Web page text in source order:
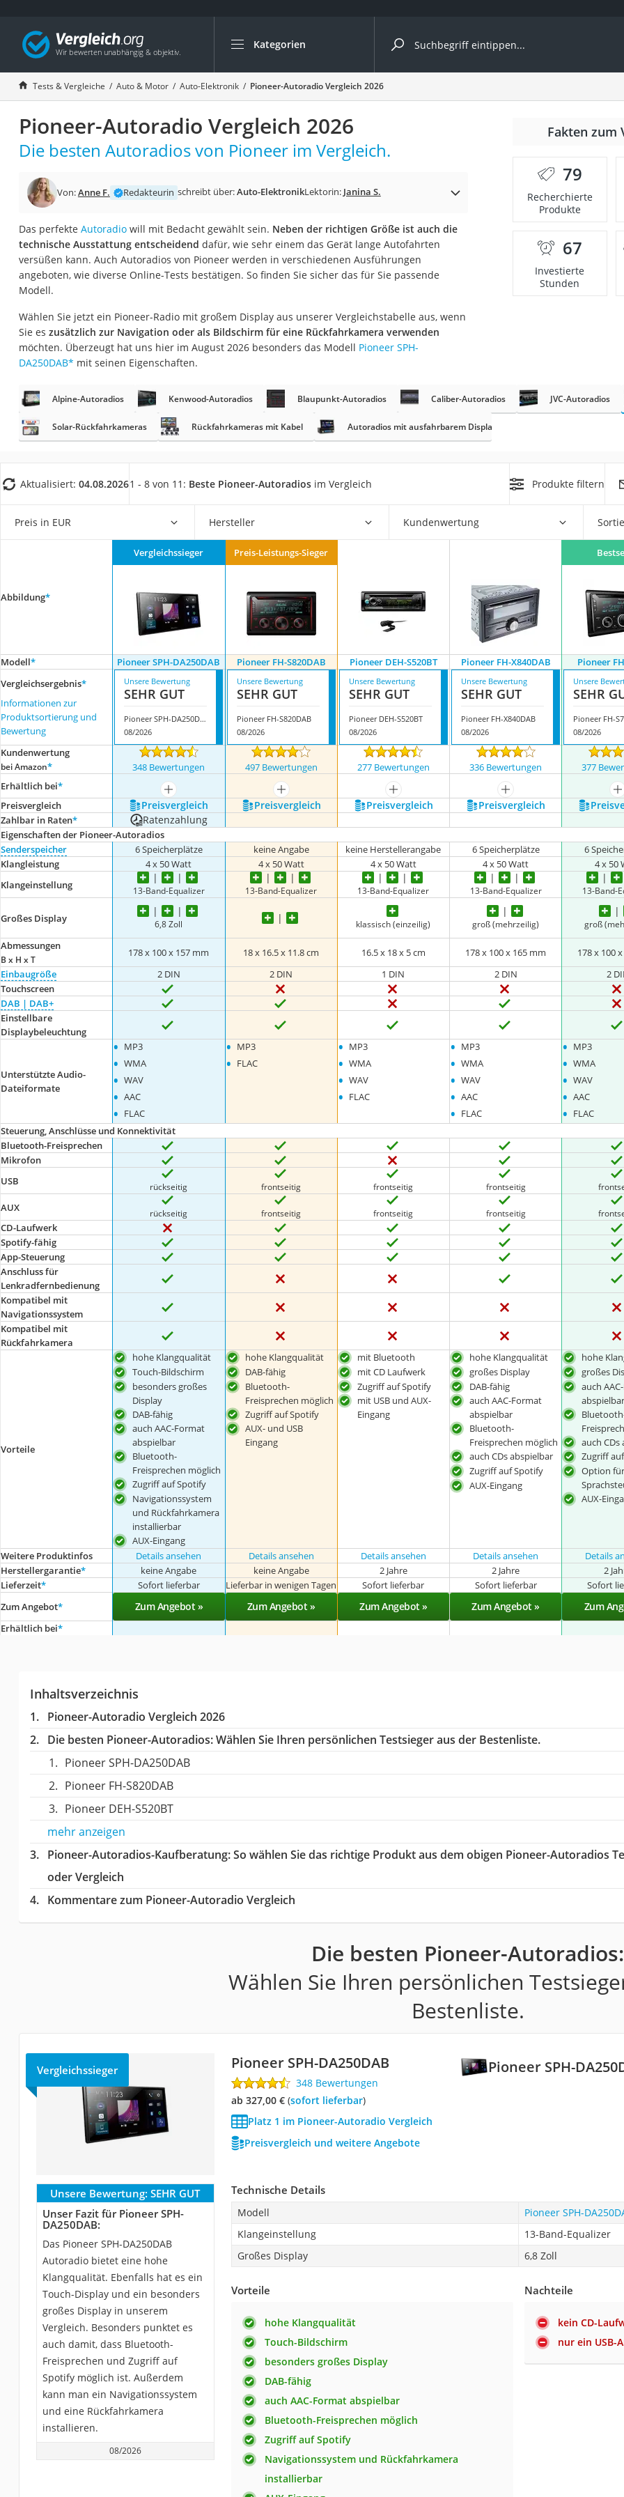
Kategorien
Die beliebtesten Vergleiche nach Kategorie
Auto & Motor
Fahrradträger-Anhängerkupplung (4 Fahrräder)
Fahrradträger
Fahrradträger (Anhängerkupplung)
Fahrradträger 3 Fahrräder
Benzinkanister (20 l)
Fahrradträger E-Bike
Benzinkanister
Marderschreck
AGM-Batterie Wohnmobil
Thule-Fahrradträger
Sommerreifen 205/55 R16
Autobatterie-Ladegerät
Starthilfe mit Kompressor
Felgenbaum
Wagenheber
Service
Tests & Vergleiche Auto & Motor Auto-Elektronik Pioneer-Autoradio Vergleich 2026
Pioneer-Autoradio Vergleich 2026
Die besten Autoradios von Pioneer im Vergleich.
Von:Anne F. Redakteurin schreibt über:Auto-ElektronikLektorin: Janina S.
Das perfekte Autoradiowill mit Bedacht gewählt sein. Neben der richtigen Größe ist auch die
technische Ausstattung entscheidend dafür, wie sehr einem das Gerät lange Autofahrten
versüßen kann. Auch Autoradios von Pioneer werden in verschiedenen Ausführungen
angeboten, wie diverse Online-Tests bestätigen. So finden Sie sicher das für Sie passende
Modell.
Wählen Sie jetzt ein Pioneer-Radio mit großem Display aus unserer Vergleichstabelle aus, wenn
Sie es zusätzlich zur Navigation oder als Bildschirm für eine Rückfahrkamera verwenden
möchten. Überzeugt hat uns hier im August 2026 besonders das Modell Pioneer SPH-
DA250DAB* mit seinen Eigenschaften.
Fakten zum
79
Recherchierte
Produkte
67
Investierte
Stunden
Alpine-Autoradios Kenwood-Autoradios Blaupunkt-Autoradios Caliber-Autoradios JVC-Autoradios
Solar-Rückfahrkameras Rückfahrkameras mit Kabel Autoradios mit ausfahrbarem Display
Aktualisiert: 04.08.20261 - 8 von 11: Beste Pioneer-Autoradios im Vergleich Produkte filtern
Preis in EUR Hersteller Kundenwertung
Abbildung*
Vergleichssieger Preis-Leistungs-Sieger
Modell* Pioneer SPH-DA250DAB Pioneer FH-S820DAB Pioneer DEH-S520BT Pioneer FH-X840DAB Pioneer
Vergleichsergebnis*
Informationen zur
Produktsortierung und
Bewertung
Unsere Bewertung
SEHR GUT
Pioneer SPH-DA250DAB
08/2026
Unsere Bewertung
SEHR GUT
Pioneer FH-S820DAB
08/2026
Unsere Bewertung
SEHR GUT
Pioneer DEH-S520BT
08/2026
Unsere Bewertung
SEHR GUT
Pioneer FH-X840DAB
08/2026
Unsere
SEHR
Pioneer FH-
08/2026
Kundenwertung
bei Amazon* 348 Bewertungen 497 Bewertungen 277 Bewertungen 336 Bewertungen 377
Erhältlich bei*
mehr anzeigen mehr anzeigen mehr anzeigen mehr anzeigen
Preis­vergleich
Preis­vergleich Preis­vergleich Preis­vergleich Preis­vergleich
Zahlbar in Raten* Ratenzahlung
Eigenschaften der Pioneer-Autoradios
Senderspeicher
6 Speicherplätze keine Angabe keine Herstellerangabe 6 Speicherplätze 6
Klangleistung
4 x 50 Watt 4 x 50 Watt 4 x 50 Watt 4 x 50 Watt 4 x 50
Klangeinstellung
13-Band-Equalizer 13-Band-Equalizer 13-Band-Equalizer 13-Band-Equalizer 13-Band-
Großes Display 6,8 Zoll klassisch (einzeilig) groß (mehrzeilig) groß
Abmessungen
B x H x T
178 x 100 x 157 mm 18 x 16.5 x 11.8 cm 16.5 x 18 x 5 cm 178 x 100 x 165 mm 178 x 100
Einbaugröße
2 DIN 2 DIN 1 DIN 2 DIN 2
Touchscreen
DAB | DAB+
Einstellbare
Displaybeleuchtung
Unterstützte Audio-
Dateiformate
• MP3
• WMA
• WAV
• AAC
• FLAC
• MP3
• FLAC
• MP3
• WMA
• WAV
• FLAC
• MP3
• WMA
• WAV
• AAC
• FLAC
• MP3
• WMA
• WAV
• AAC
• FLAC
Steuerung, Anschlüsse und Konnektivität
Bluetooth-Freisprechen
Mikrofon
USB
rückseitig frontseitig frontseitig frontseitig
AUX rückseitig frontseitig frontseitig frontseitig
CD-Laufwerk
Spotify-fähig
App-Steuerung
Anschluss für
Lenkradfernbedienung
Kompatibel mit
Navigationssystem
Kompatibel mit
Rückfahrkamera
Vorteile
hohe Klangqualität
Touch-Bildschirm
besonders großes
Display
DAB-fähig
auch AAC-Format
abspielbar
Bluetooth-
Freisprechen möglich
Zugriff auf Spotify
Navigationssystem
und Rückfahrkamera
installierbar
AUX-Eingang
hohe Klangqualität
DAB-fähig
Bluetooth-
Freisprechen möglich
Zugriff auf Spotify
AUX- und USB
Eingang
mit Bluetooth
mit CD Laufwerk
Zugriff auf Spotify
mit USB und AUX-
Eingang
hohe Klangqualität
großes Display
DAB-fähig
auch AAC-Format
abspielbar
Bluetooth-
Freisprechen möglich
auch CDs abspielbar
Zugriff auf Spotify
AUX-Eingang
hohe
großes
auch
abspielbar
auch CDs
Zugriff
Option für
AUX-
Weitere Produktinfos
Details ansehen Details ansehen Details ansehen Details ansehen Details
Herstellergarantie* keine Angabe keine Angabe 2 Jahre 2 Jahre 2
Lieferzeit* Sofort lieferbar Lieferbar in wenigen Tagen Sofort lieferbar Sofort lieferbar Sofort
Zum Angebot* Zum Angebot » Zum Angebot » Zum Angebot » Zum Angebot » Zum
Erhältlich bei*
Inhaltsverzeichnis
Pioneer-Autoradio Vergleich 2026
Die besten Pioneer-Autoradios:Wählen Sie Ihren persönlichen Testsieger aus der Bestenliste.
Pioneer SPH-DA250DAB
Pioneer FH-S820DAB
Pioneer DEH-S520BT
mehr anzeigen
Pioneer-Autoradios-Kaufberatung: So wählen Sie das richtige Produkt aus dem obigen Pioneer-Autoradios
oder Vergleich
Kommentare zum Pioneer-Autoradio Vergleich
Die besten Pioneer-Autoradios:
Wählen Sie Ihren persönlichen
Bestenliste.
Pioneer SPH-
Vergleichssieger Pioneer SPH-DA250DAB
348 Bewertungen
ab 327,00 €( Sofort lieferbar)
Platz 1 im Pioneer-Autoradio Vergleich
Preisvergleich und weitere Angebote
Unsere Bewertung: SEHR GUT
Unser Fazit für Pioneer SPH-
DA250DAB:
Das Pioneer SPH-DA250DAB
Autoradio bietet eine hohe
Klangqualität. Ebenfalls hat es ein
Touch-Display und ein besonders
großes Display in unserem
Vergleich. Besonders punktet es
auch damit, dass Bluetooth-
Freisprechen und Zugriff auf
Spotify möglich ist. Außerdem
kann man ein Navigationssystem
und eine Rückfahrkamera
installieren.
08/2026
Technische Details
Modell
Pioneer SPH-
Klangeinstellung
13-Band-Equalizer
Großes Display
6,8 Zoll
Vorteile
hohe Klangqualität
Touch-Bildschirm
besonders großes Display
DAB-fähig
auch AAC-Format abspielbar
Bluetooth-Freisprechen möglich
Zugriff auf Spotify
Navigationssystem und Rückfahrkamera
installierbar
Nachteile
kein CD-
nur ein USB-